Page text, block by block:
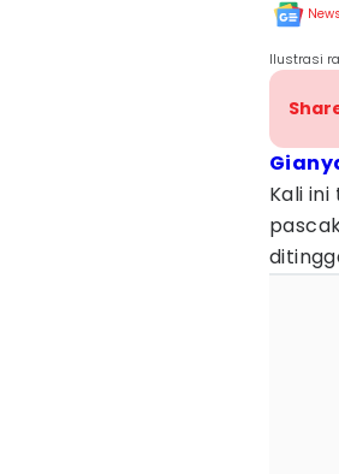
News
Ilustrasi
Kali